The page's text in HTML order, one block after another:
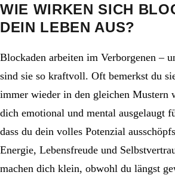
WIE WIRKEN SICH
DEIN LEBEN AUS?
Blockaden arbeiten im Verborgenen –
sind sie so kraftvoll. Oft bemerkst du
immer wieder in den gleichen Mustern
dich emotional und mental ausgelaugt
dass du dein volles Potenzial
Energie, Lebensfreude und
machen dich klein, obwohl du längst